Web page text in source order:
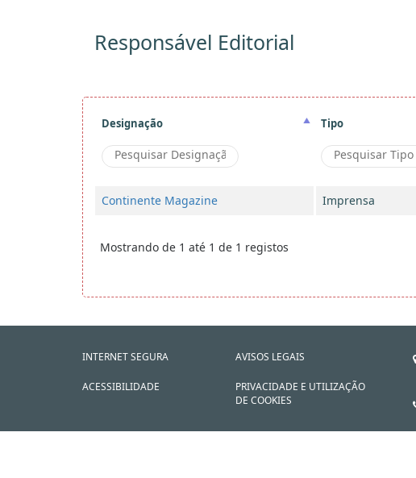
Responsável Editorial
Designação Tipo
Continente Magazine Imprensa
Mostrando de 1 até 1 de 1 registos
INTERNET SEGURA
ACESSIBILIDADE
AVISOS LEGAIS
PRIVACIDADE E UTILIZAÇÃO
DE COOKIES